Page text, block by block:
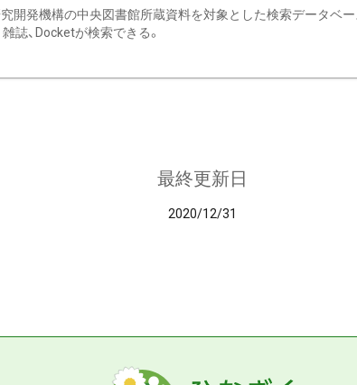
開発機構の中央図書館所蔵資料を対象とした検索データベ
雑誌、Docketが検索できる。
最終更新日
2020/12/31